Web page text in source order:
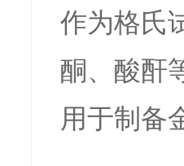
作为格氏
酮、酸酐
用于制备